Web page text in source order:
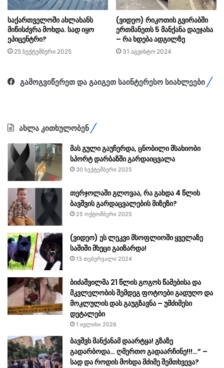
საქართველოში ახლახანს
მიწისძვრა მოხდა. სად იყო
ეპიცენტრი?
25 სექტემბერი 2025
(ვიდეო) რიკოთის გვირაბში
ერთმანეთს 5 მანქანა დაეჯახა
– რა ხდება ადგილზე
31 აგვისტო 2024
გამოგვიწერეთ და გაიგეთ საინტერესო სიახლეები
ახლა კითხულობენ
მას გული გაუჩერდა, ცნობილი მსახიობი
სპორტ დარბაზში გარდაიცვალა
30 სექტემბერი 2025
თერჯოლაში გლოვაა, რა გახდა 4 წლის
ბავშვის გარდაცვალების მიზეზი?
25 ოქტომბერი 2025
(ვიდეო) ეს ლეკვი მსოფლიოში ყველაზე
საშიში მხეცი გაიზარდა!
13 თებერვალი 2024
ბიძაშვილმა 21 წლის გოგოს წამებისა და
მკვლელობის შემდეგ ფოტოები გადუღო და
მოკლულის დას გაუგზავნა – უმძიმესი
დეტალები
1 ივლისი 2026
ბავშვს მანქანამ დაარტყა! გზაზე
გადარბოდა… ღმერთო გადაარჩინე!!!…” –
სად და როდის მოხდა მძიმე შემთხვევა?